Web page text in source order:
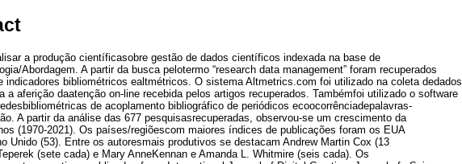
a produção científicasobre gestão de dados científicos indexada na base de
Abordagem. A partir da busca pelotermo “research data management” foram recuperados
indicadores bibliométricos ealtmétricos. O sistema Altmetrics.com foi utilizado na coleta dedados
a aferição daatenção on-line recebida pelos artigos recuperados. Tambémfoi utilizado o software
de acoplamento bibliográfico de periódicos ecoocorrênciadepalavras-
A partir da análise das 677 pesquisasrecuperadas, observou-se um crescimento da
(1970-2021). Os países/regiõescom maiores índices de publicações foram os EUA
Unido (53). Entre os autoresmais produtivos se destacam Andrew Martin Cox (13
(sete cada) e Mary AnneKennan e Amanda L. Whitmire (seis cada). Os